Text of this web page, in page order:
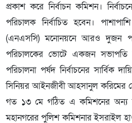
প্রকাশ করে নির্বাচন কমিশন।
পরিচালক নির্বাচিত হবেন।
(এনএসসি) মনোনয়নে আরও দুজন
পরিচালকের ভোটে একজন সভাপতি
পরিচালনা পর্ষদ নির্বাচনের সার্বিক
সিনিয়র আইনজীবী আহসানুল করিমের
গত ১৩ মে গঠিত এ কমিশনের অন্য
মহানগরের পুলিশ কমিশনার ইসরাইল